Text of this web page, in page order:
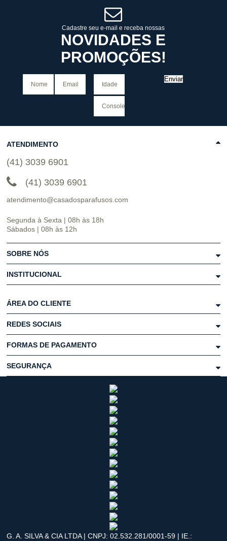
Cadastre seu e-mail e receba nossas
NOVIDADES E
PROMOÇÕES!
Enviar
ATENDIMENTO
(41) 3039 6901
(41) 3039 6901
atendimento@casadosparafusos.com
Segunda à Sexta | 08h às 18h
Sábados | 08h às 12h
SOBRE NÓS
INSTITUCIONAL
ÁREA DO CLIENTE
REDES SOCIAIS
FORMAS DE PAGAMENTO
SEGURANÇA
G. A. SILVA & CIA LTDA | CNPJ: 02.532.281/0001-59 | IE.: